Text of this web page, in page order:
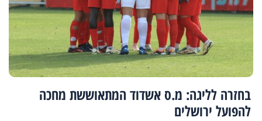
בחזרה לליגה: מ.ס אשדוד המתאוששת מחכה
להפועל ירושלים